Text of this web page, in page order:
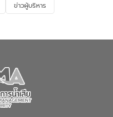
ข่าวผู้บริหาร